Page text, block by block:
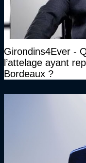
Girondins4Ever -
l’attelage ayant
Bordeaux ?